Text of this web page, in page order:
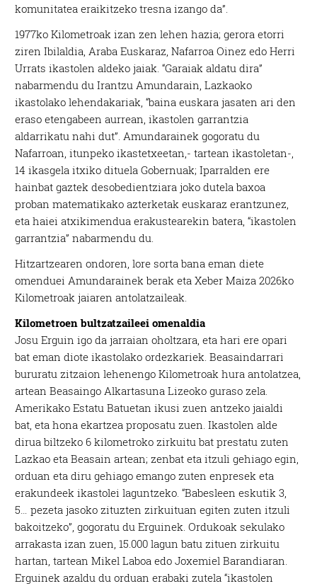
komunitatea eraikitzeko tresna izango da”.
1977ko Kilometroak izan zen lehen hazia; gerora etorri
ziren Ibilaldia, Araba Euskaraz, Nafarroa Oinez edo Herri
Urrats ikastolen aldeko jaiak. “Garaiak aldatu dira”
nabarmendu du Irantzu Amundarain, Lazkaoko
ikastolako lehendakariak, “baina euskara jasaten ari den
eraso etengabeen aurrean, ikastolen garrantzia
aldarrikatu nahi dut”. Amundarainek gogoratu du
Nafarroan, itunpeko ikastetxeetan,- tartean ikastoletan-,
14 ikasgela itxiko dituela Gobernuak; Iparralden ere
hainbat gaztek desobedientziara joko dutela baxoa
proban matematikako azterketak euskaraz erantzunez,
eta haiei atxikimendua erakustearekin batera, “ikastolen
garrantzia” nabarmendu du.
Hitzartzearen ondoren, lore sorta bana eman diete
omenduei Amundarainek berak eta Xeber Maiza 2026ko
Kilometroak jaiaren antolatzaileak.
Kilometroen bultzatzaileei omenaldia
Josu Erguin igo da jarraian oholtzara, eta hari ere opari
bat eman diote ikastolako ordezkariek. Beasaindarrari
bururatu zitzaion lehenengo Kilometroak hura antolatzea,
artean Beasaingo Alkartasuna Lizeoko guraso zela.
Amerikako Estatu Batuetan ikusi zuen antzeko jaialdi
bat, eta hona ekartzea proposatu zuen. Ikastolen alde
dirua biltzeko 6 kilometroko zirkuitu bat prestatu zuten
Lazkao eta Beasain artean; zenbat eta itzuli gehiago egin,
orduan eta diru gehiago emango zuten enpresek eta
erakundeek ikastolei laguntzeko. “Babesleen eskutik 3,
5… pezeta jasoko zituzten zirkuituan egiten zuten itzuli
bakoitzeko”, gogoratu du Erguinek. Ordukoak sekulako
arrakasta izan zuen, 15.000 lagun batu zituen zirkuitu
hartan, tartean Mikel Laboa edo Joxemiel Barandiaran.
Erguinek azaldu du orduan erabaki zutela “ikastolen